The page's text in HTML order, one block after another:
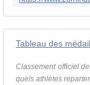
Tableau des
Classement officiel
quels athlètes